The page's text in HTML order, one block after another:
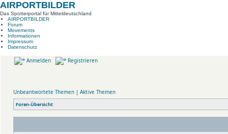
AIRPORTBILDER
Das Spotterportal für Mitteldeutschland
AIRPORTBILDER
Forum
Movements
Informationen
Impressum
Datenschutz
Anmelden Registrieren
Unbeantwortete Themen | Aktive Themen
Foren-Übersicht